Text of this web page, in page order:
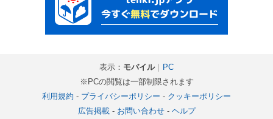
表示： モバイル｜ PC
※PCの閲覧は一部制限されます
利用規約 - プライバシーポリシー - クッキーポリシー
広告掲載- お問い合わせ- ヘルプ